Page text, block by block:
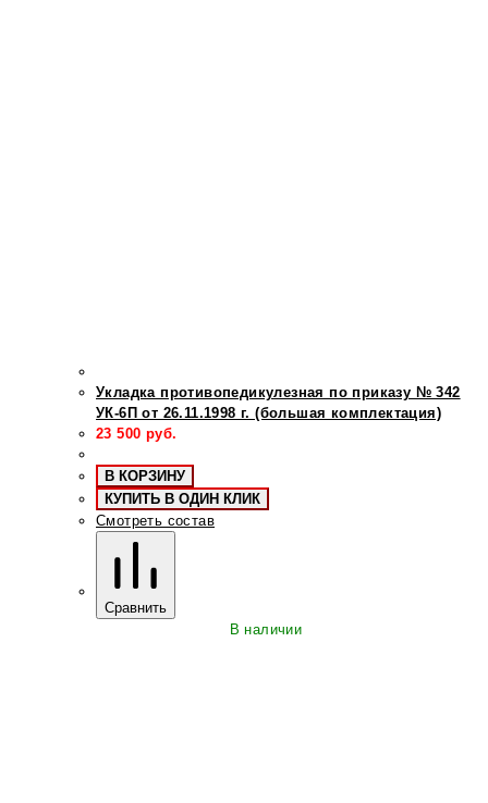
Укладка противопедикулезная по приказу № 342
УК-6П от 26.11.1998 г. (большая комплектация)
23 500 руб.
В КОРЗИНУ
КУПИТЬ В ОДИН КЛИК
Смотреть состав
Сравнить
В наличии